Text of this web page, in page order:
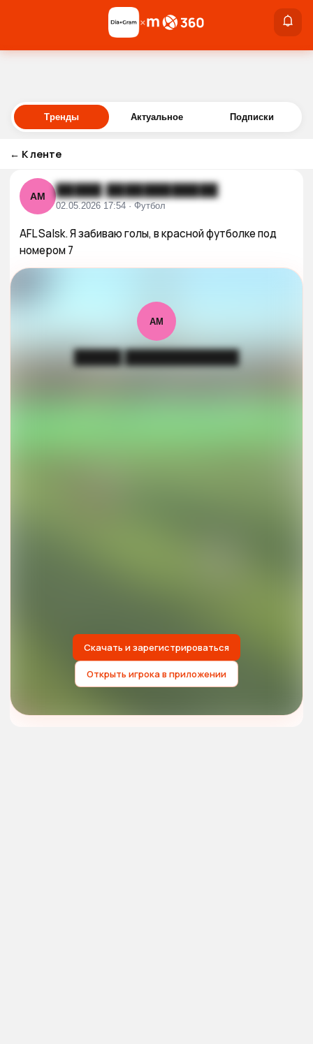
Войти
×
Тренды Актуальное Подписки
← К ленте
АМ █████ ████████████
02.05.2026 17:54 · Футбол
AFL Salsk. Я забиваю голы, в красной футболке под
номером 7
АМ
█████ ████████████
Скачать и зарегистрироваться
Открыть игрока в приложении